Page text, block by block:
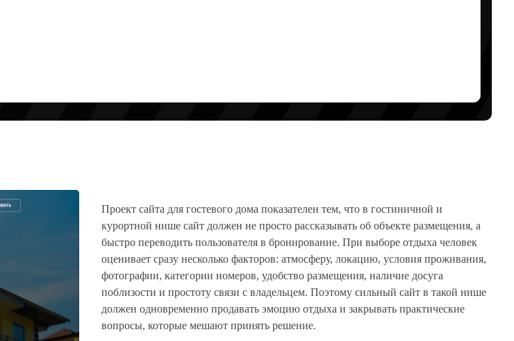
Проект сайта для гостевого дома показателен тем, что в гостиничной и
курортной нише сайт должен не просто рассказывать об объекте размещения, а
быстро переводить пользователя в бронирование. При выборе отдыха человек
оценивает сразу несколько факторов: атмосферу, локацию, условия проживания,
фотографии, категории номеров, удобство размещения, наличие досуга
поблизости и простоту связи с владельцем. Поэтому сильный сайт в такой нише
должен одновременно продавать эмоцию отдыха и закрывать практические
вопросы, которые мешают принять решение.